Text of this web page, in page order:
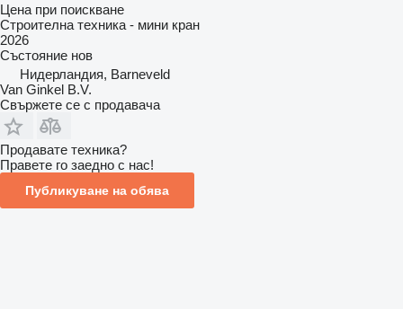
Цена при поискване
Строителна техника - мини кран
2026
Състояние нов
Нидерландия, Barneveld
Van Ginkel B.V.
Свържете се с продавача
Продавате техника?
Правете го заедно с нас!
Публикуване на обява